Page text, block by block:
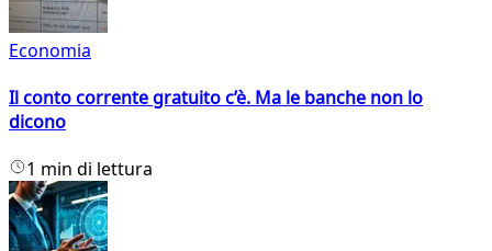
Economia
Il conto corrente gratuito c’è. Ma le banche non lo
dicono
1 min di lettura